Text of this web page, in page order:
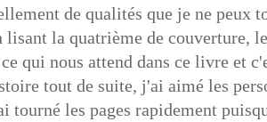
de qualités que je ne peux
la quatrième de couverture,
qui nous attend dans ce livre et
tout de suite, j'ai aimé les
tourné les pages rapidement